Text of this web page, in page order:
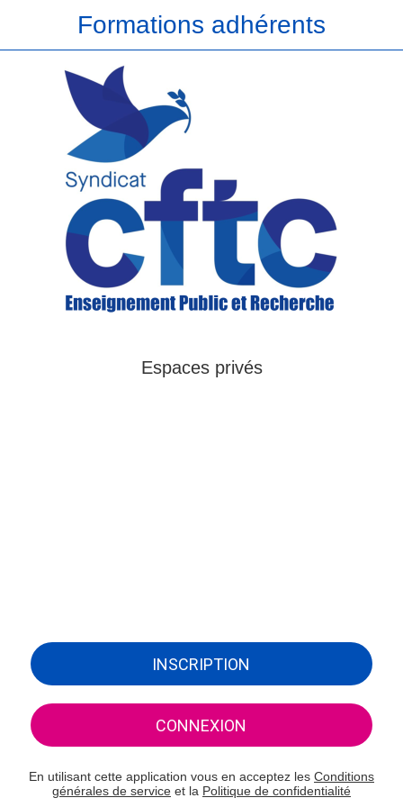
Formations adhérents
Espaces privés
INSCRIPTION
CONNEXION
En utilisant cette application vous en acceptez les Conditions
générales de service et la Politique de confidentialité